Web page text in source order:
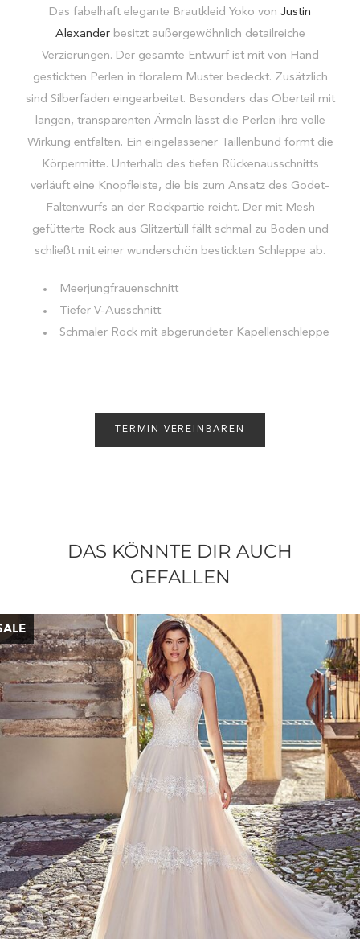
Das fabelhaft elegante Brautkleid Yoko von Justin
Alexanderbesitzt außergewöhnlich detailreiche
Verzierungen. Der gesamte Entwurf ist mit von Hand
gestickten Perlen in floralem Muster bedeckt. Zusätzlich
sind Silberfäden eingearbeitet. Besonders das Oberteil mit
langen, transparenten Ärmeln lässt die Perlen ihre volle
Wirkung entfalten. Ein eingelassener Taillenbund formt die
Körpermitte. Unterhalb des tiefen Rückenausschnitts
verläuft eine Knopfleiste, die bis zum Ansatz des Godet-
Faltenwurfs an der Rockpartie reicht. Der mit Mesh
gefütterte Rock aus Glitzertüll fällt schmal zu Boden und
schließt mit einer wunderschön bestickten Schleppe ab.
Meerjungfrauenschnitt
Tiefer V-Ausschnitt
Schmaler Rock mit abgerundeter Kapellenschleppe
TERMIN VEREINBAREN
DAS KÖNNTE DIR AUCH
GEFALLEN